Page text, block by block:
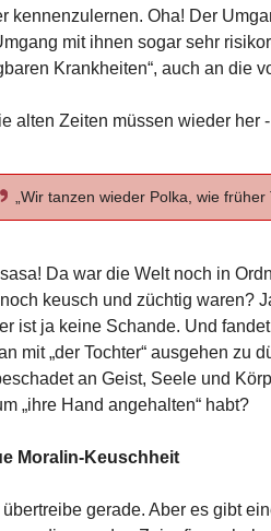
kennenzulernen. Oha! Der
mit ihnen sogar sehr
Krankheiten“, auch an die
alten Zeiten müssen wieder her
„Wir tanzen wieder Polka, wie früher
Da war die Welt noch in
keusch und züchtig waren?
ist ja keine Schande. Und
mit „der Tochter“ ausgehen zu
an Geist, Seele und
„ihre Hand angehalten“ habt?
Moralin-Keuschheit
übertreibe gerade. Aber es gibt